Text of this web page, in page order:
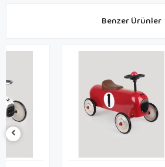
Benzer Ürünler